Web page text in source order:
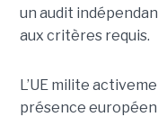
un audit
aux critères requis.
L’UE milite
présence